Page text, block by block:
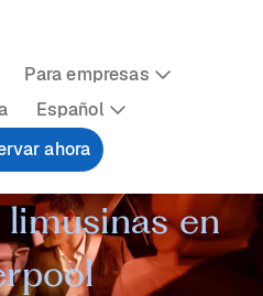
Para empresas
Español
ahora
en